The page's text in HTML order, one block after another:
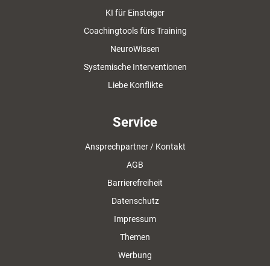
KI für Einsteiger
Coachingtools fürs Training
NeuroWissen
Systemische Interventionen
Liebe Konflikte
Service
Ansprechpartner / Kontakt
AGB
Barrierefreiheit
Datenschutz
Impressum
Themen
Werbung